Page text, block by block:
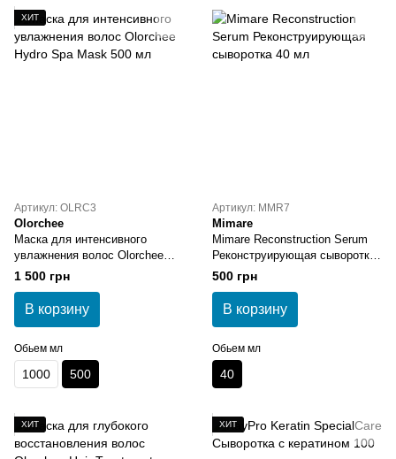
ХИТ
Артикул: OLRC3
Olorchee
Маска для интенсивного
увлажнения волос Olorchee
Hydro Spa Mask 500 мл
1 500 грн
В корзину
Обьем мл
1000 500
Артикул: MMR7
Mimare
Mimare Reconstruction Serum
Реконструирующая сыворотка
40 мл
500 грн
В корзину
Обьем мл
40
ХИТ ХИТ